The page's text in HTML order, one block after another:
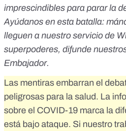
imprescindibles para parar la
Ayúdanos en esta batalla:
lleguen a nuestro servicio de
superpoderes, difunde
Embajador.
Las mentiras embarran el
peligrosas para la salud. La
sobre el COVID-19 marca la
está bajo ataque. Si nuestro